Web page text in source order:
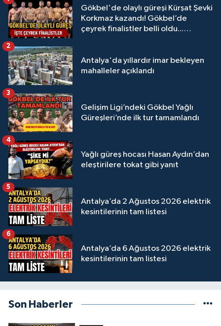
Gökbel'de olaylı güreşi Kürşat Şevki
Korkmaz kazandı! Gökbel’de
çeyrek finalistler belli oldu...
Antalya'da yıllardır imar bekleyen
mahalleler açıklandı
2
Gelişim Ligi’ndeki Gökbel Yağlı
Güreşleri’nde ilk tur tamamlandı
3
Yağlı güreş hocası Hasan Aydın’dan
eleştirilere tokat gibi yanıt
4
Antalya’da 2 Ağustos 2026 elektrik
kesintilerinin tam listesi
5
Antalya’da 6 Ağustos 2026 elektrik
kesintilerinin tam listesi
6
Son Haberler